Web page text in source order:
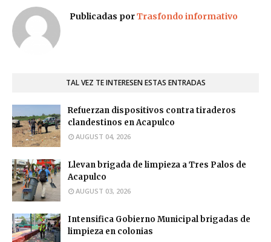
Publicadas porTrasfondo informativo
TAL VEZ TE INTERESEN ESTAS ENTRADAS
Refuerzan dispositivos contra tiraderos
clandestinos en Acapulco
AUGUST 04, 2026
Llevan brigada de limpieza a Tres Palos de
Acapulco
AUGUST 03, 2026
Intensifica Gobierno Municipal brigadas de
limpieza en colonias